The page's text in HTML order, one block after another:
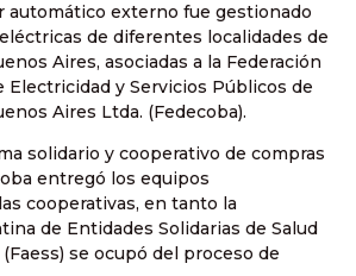
automático externo fue gestionado
de diferentes localidades de
Aires, asociadas a la Federación
Electricidad y Servicios Públicos de
Aires Ltda. (Fedecoba).
solidario y cooperativo de compras
entregó los equipos
cooperativas, en tanto la
de Entidades Solidarias de Salud
se ocupó del proceso de